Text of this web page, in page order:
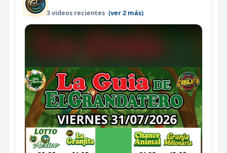
3 videos recientes (ver 2 más)